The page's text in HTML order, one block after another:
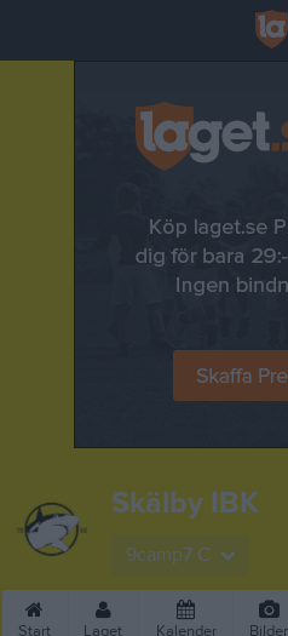
Skälby IBK
9camp7 C
Start Laget Kalender Bilder